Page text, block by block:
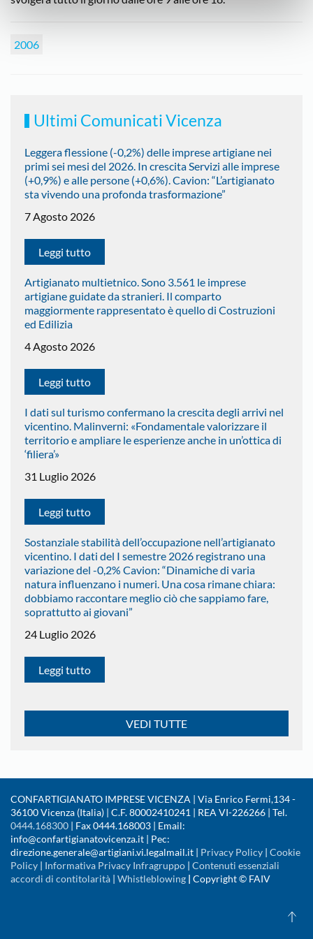
2006
Ultimi Comunicati Vicenza
Leggera flessione (-0,2%) delle imprese artigiane nei
primi sei mesi del 2026. In crescita Servizi alle imprese
(+0,9%) e alle persone (+0,6%). Cavion: “L’artigianato
sta vivendo una profonda trasformazione”
7 Agosto 2026
Leggi tutto
Artigianato multietnico. Sono 3.561 le imprese
artigiane guidate da stranieri. Il comparto
maggiormente rappresentato è quello di Costruzioni
ed Edilizia
4 Agosto 2026
Leggi tutto
I dati sul turismo confermano la crescita degli arrivi nel
vicentino. Malinverni: «Fondamentale valorizzare il
territorio e ampliare le esperienze anche in un’ottica di
‘filiera’»
31 Luglio 2026
Leggi tutto
Sostanziale stabilità dell’occupazione nell’artigianato
vicentino. I dati del I semestre 2026 registrano una
variazione del -0,2% Cavion: “Dinamiche di varia
natura influenzano i numeri. Una cosa rimane chiara:
dobbiamo raccontare meglio ciò che sappiamo fare,
soprattutto ai giovani”
24 Luglio 2026
Leggi tutto
VEDI TUTTE
CONFARTIGIANATO IMPRESE VICENZA | Via Enrico Fermi,134 -
36100 Vicenza (Italia) | C.F. 80002410241 | REA VI-226266 | Tel.
0444.168300 | Fax 0444.168003 | Email:
info@confartigianatovicenza.it | Pec:
direzione.generale@artigiani.vi.legalmail.it | Privacy Policy | Cookie
Policy | Informativa Privacy Infragruppo | Contenuti essenziali
accordi di contitolarità | Whistleblowing | Copyright © FAIV